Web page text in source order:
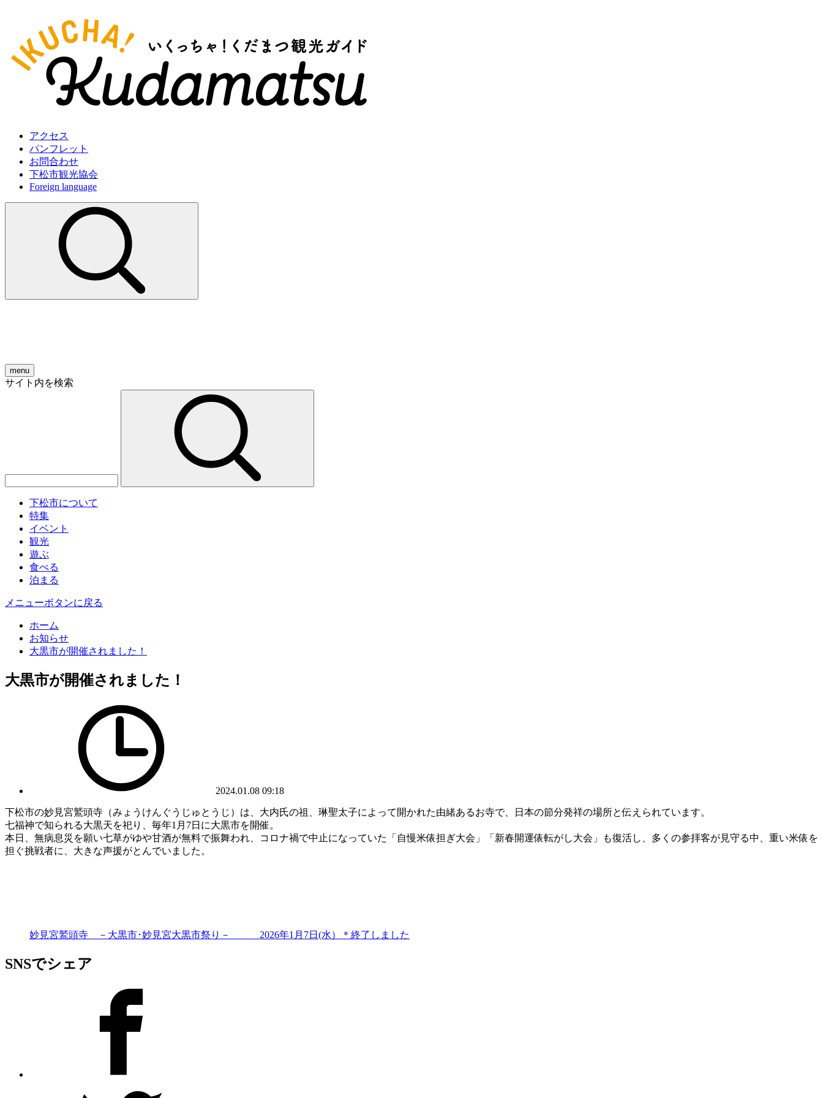
アクセス
パンフレット
お問合わせ
下松市観光協会
Foreign language
menu
サイト内を検索
下松市について
特集
イベント
観光
遊ぶ
食べる
泊まる
メニューボタンに戻る
ホーム
お知らせ
大黒市が開催されました！
大黒市が開催されました！
2024.01.08 09:18
下松市の妙見宮鷲頭寺（みょうけんぐうじゅとうじ）は、大内氏の祖、琳聖太子によって開かれた由緒あるお寺で、日本の節分発祥の場所と伝えられています。
七福神で知られる大黒天を祀り、毎年1月7日に大黒市を開催。
本日、無病息災を願い七草がゆや甘酒が無料で振舞われ、コロナ禍で中止になっていた「自慢米俵担ぎ大会」「新春開運俵転がし大会」も復活し、多くの参拝客が見守る中、重い米俵を
担ぐ挑戦者に、大きな声援がとんでいました。
妙見宮鷲頭寺 －大黒市･妙見宮大黒市祭り－ 2026年1月7日(水）＊終了しました
SNSでシェア